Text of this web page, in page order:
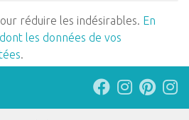
réduire les indésirables. En
les données de vos
.